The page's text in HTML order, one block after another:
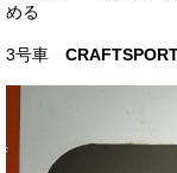
める
3号車